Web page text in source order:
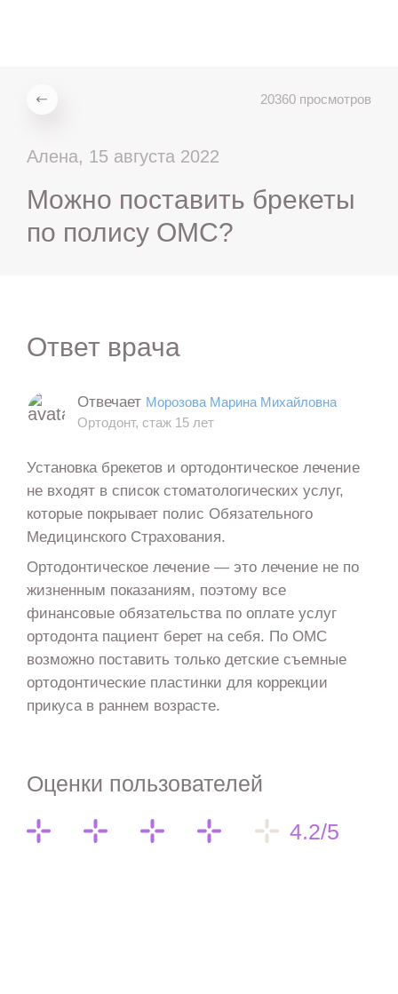
20360 просмотров
Алена, 15 августа 2022
Можно поставить брекеты
по полису ОМС?
Ответ врача
Отвечает Морозова Марина Михайловна
Ортодонт, стаж 15 лет
Установка брекетов и ортодонтическое лечение
не входят в список стоматологических услуг,
которые покрывает полис Обязательного
Медицинского Страхования.
Ортодонтическое лечение — это лечение не по
жизненным показаниям, поэтому все
финансовые обязательства по оплате услуг
ортодонта пациент берет на себя. По ОМС
возможно поставить только детские съемные
ортодонтические пластинки для коррекции
прикуса в раннем возрасте.
Оценки пользователей
4.2/5